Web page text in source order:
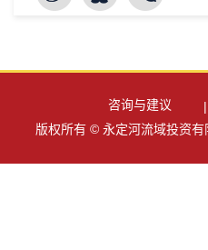
咨询与建议
版权所有 © 永定河流域投资